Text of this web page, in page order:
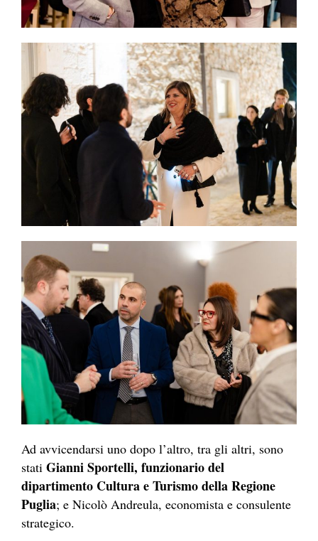
Ad avvicendarsi uno dopo l’altro, tra gli altri, sono
stati Gianni Sportelli, funzionario del
dipartimento Cultura e Turismo della Regione
Puglia; e Nicolò Andreula, economista e consulente
strategico.